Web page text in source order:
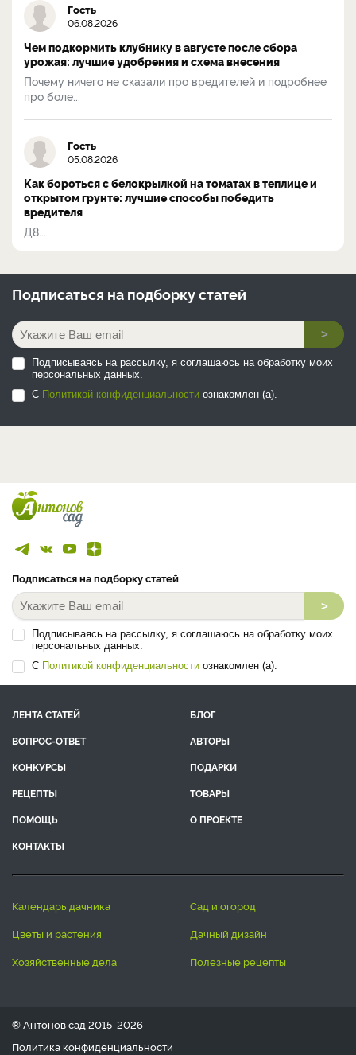
Гость
06.08.2026
Чем подкормить клубнику в августе после сбора
урожая: лучшие удобрения и схема внесения
Почему ничего не сказали про вредителей и подробнее
про боле...
Гость
05.08.2026
Как бороться с белокрылкой на томатах в теплице и
открытом грунте: лучшие способы победить
вредителя
Д8...
Подписаться на подборку статей
>
Подписываясь на рассылку, я соглашаюсь на обработку моих
персональных данных.
С Политикой конфиденциальности ознакомлен (а).
Подписаться на подборку статей
>
Подписываясь на рассылку, я соглашаюсь на обработку моих
персональных данных.
С Политикой конфиденциальности ознакомлен (а).
ЛЕНТА СТАТЕЙ
БЛОГ
ВОПРОС-ОТВЕТ
АВТОРЫ
КОНКУРСЫ
ПОДАРКИ
РЕЦЕПТЫ
ТОВАРЫ
ПОМОЩЬ
О ПРОЕКТЕ
КОНТАКТЫ
календарь дачника
сад и огород
цветы и растения
дачный дизайн
хозяйственные дела
полезные рецепты
® Антонов сад 2015-2026
Политика конфиденциальности